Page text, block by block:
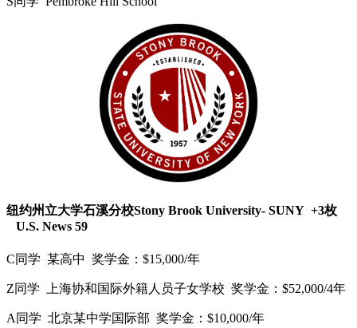
纽约州立大学石溪分校Stony Brook University- SUNY +3枚
U.S. News 59
C同学 某高中 奖学金：$15,000/年
Z同学 上海协和国际外籍人员子女学校 奖学金：$52,000/4年
A同学 北京某中学国际部 奖学金：$10,000/年